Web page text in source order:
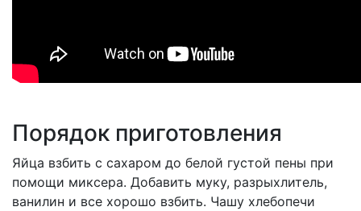
Порядок приготовления
Яйца взбить с сахаром до белой густой пены при
помощи миксера. Добавить муку, разрыхлитель,
ванилин и все хорошо взбить. Чашу хлебопечи